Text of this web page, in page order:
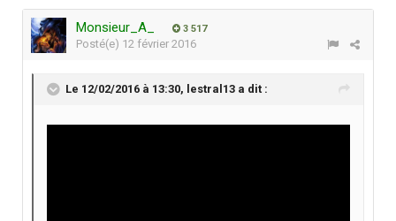
Monsieur_A_ 3 517
Posté(e) 12 février 2016
Le 12/02/2016 à 13:30, lestral13 a dit :